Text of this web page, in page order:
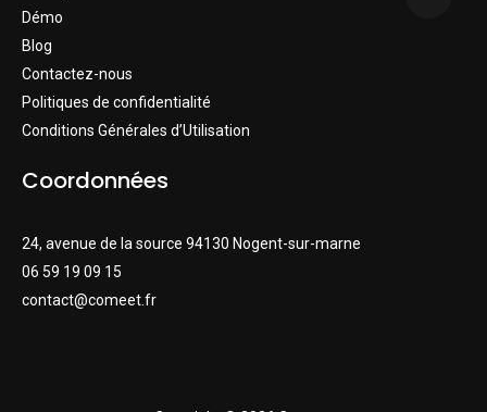
Démo
Blog
Contactez-nous
Politiques de confidentialité
Conditions Générales d’Utilisation
Coordonnées
24, avenue de la source 94130 Nogent-sur-marne
06 59 19 09 15
contact@comeet.fr